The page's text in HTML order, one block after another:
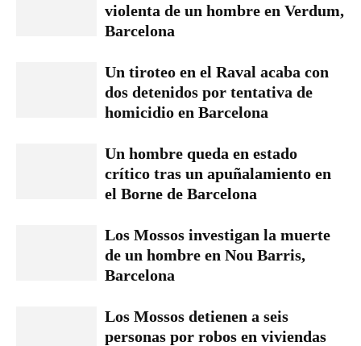
violenta de un hombre en Verdum,
Barcelona
Un tiroteo en el Raval acaba con
dos detenidos por tentativa de
homicidio en Barcelona
Un hombre queda en estado
crítico tras un apuñalamiento en
el Borne de Barcelona
Los Mossos investigan la muerte
de un hombre en Nou Barris,
Barcelona
Los Mossos detienen a seis
personas por robos en viviendas